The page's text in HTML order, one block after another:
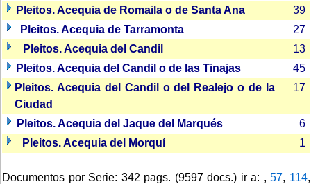
Pleitos. Acequia de Romaila o de Santa Ana
39
Pleitos. Acequia de Tarramonta
27
Pleitos. Acequia del Candil
13
Pleitos. Acequia del Candil o de las Tinajas
45
Pleitos. Acequia del Candil o del Realejo o de la
Ciudad
17
Pleitos. Acequia del Jaque del Marqués
6
Pleitos. Acequia del Morquí
1
Documentos por Serie: 342 pags. (9597 docs.) ir a: ,57, 114,